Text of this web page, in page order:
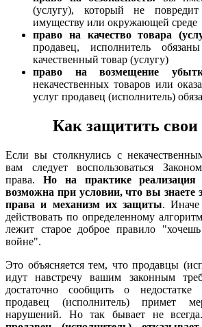
(услугу), который не
имуществу или окружающей среде
право на качество товара
продавец, исполнитель
качественный товар (услугу)
право на возмещение
некачественных товаров или
услуг продавец (исполнитель)
Как защитить свои
Если вы столкнулись с
вам следует воспользоваться
права. Но на практике реализация
возможна при условии, что вы знаете
права и механизм их защиты.
действовать по определенному
лежит старое доброе правило
войне".
Это объясняется тем, что продавцы
идут навстречу вашим законным
достаточно сообщить о
продавец (исполнитель) примет
нарушений. Но так бывает не